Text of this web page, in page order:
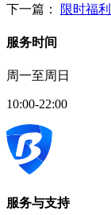
下一篇：
限时福
服务时间
周一至周日
10:00-22:00
服务与支持